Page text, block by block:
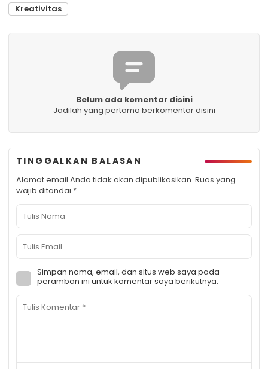
Kreativitas
Belum ada komentar disini
Jadilah yang pertama berkomentar disini
TINGGALKAN BALASAN
Alamat email Anda tidak akan dipublikasikan. Ruas yang
wajib ditandai *
Simpan nama, email, dan situs web saya pada
peramban ini untuk komentar saya berikutnya.